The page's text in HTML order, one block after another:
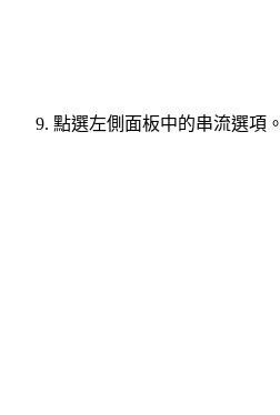
點選左側面板中的串流選項。